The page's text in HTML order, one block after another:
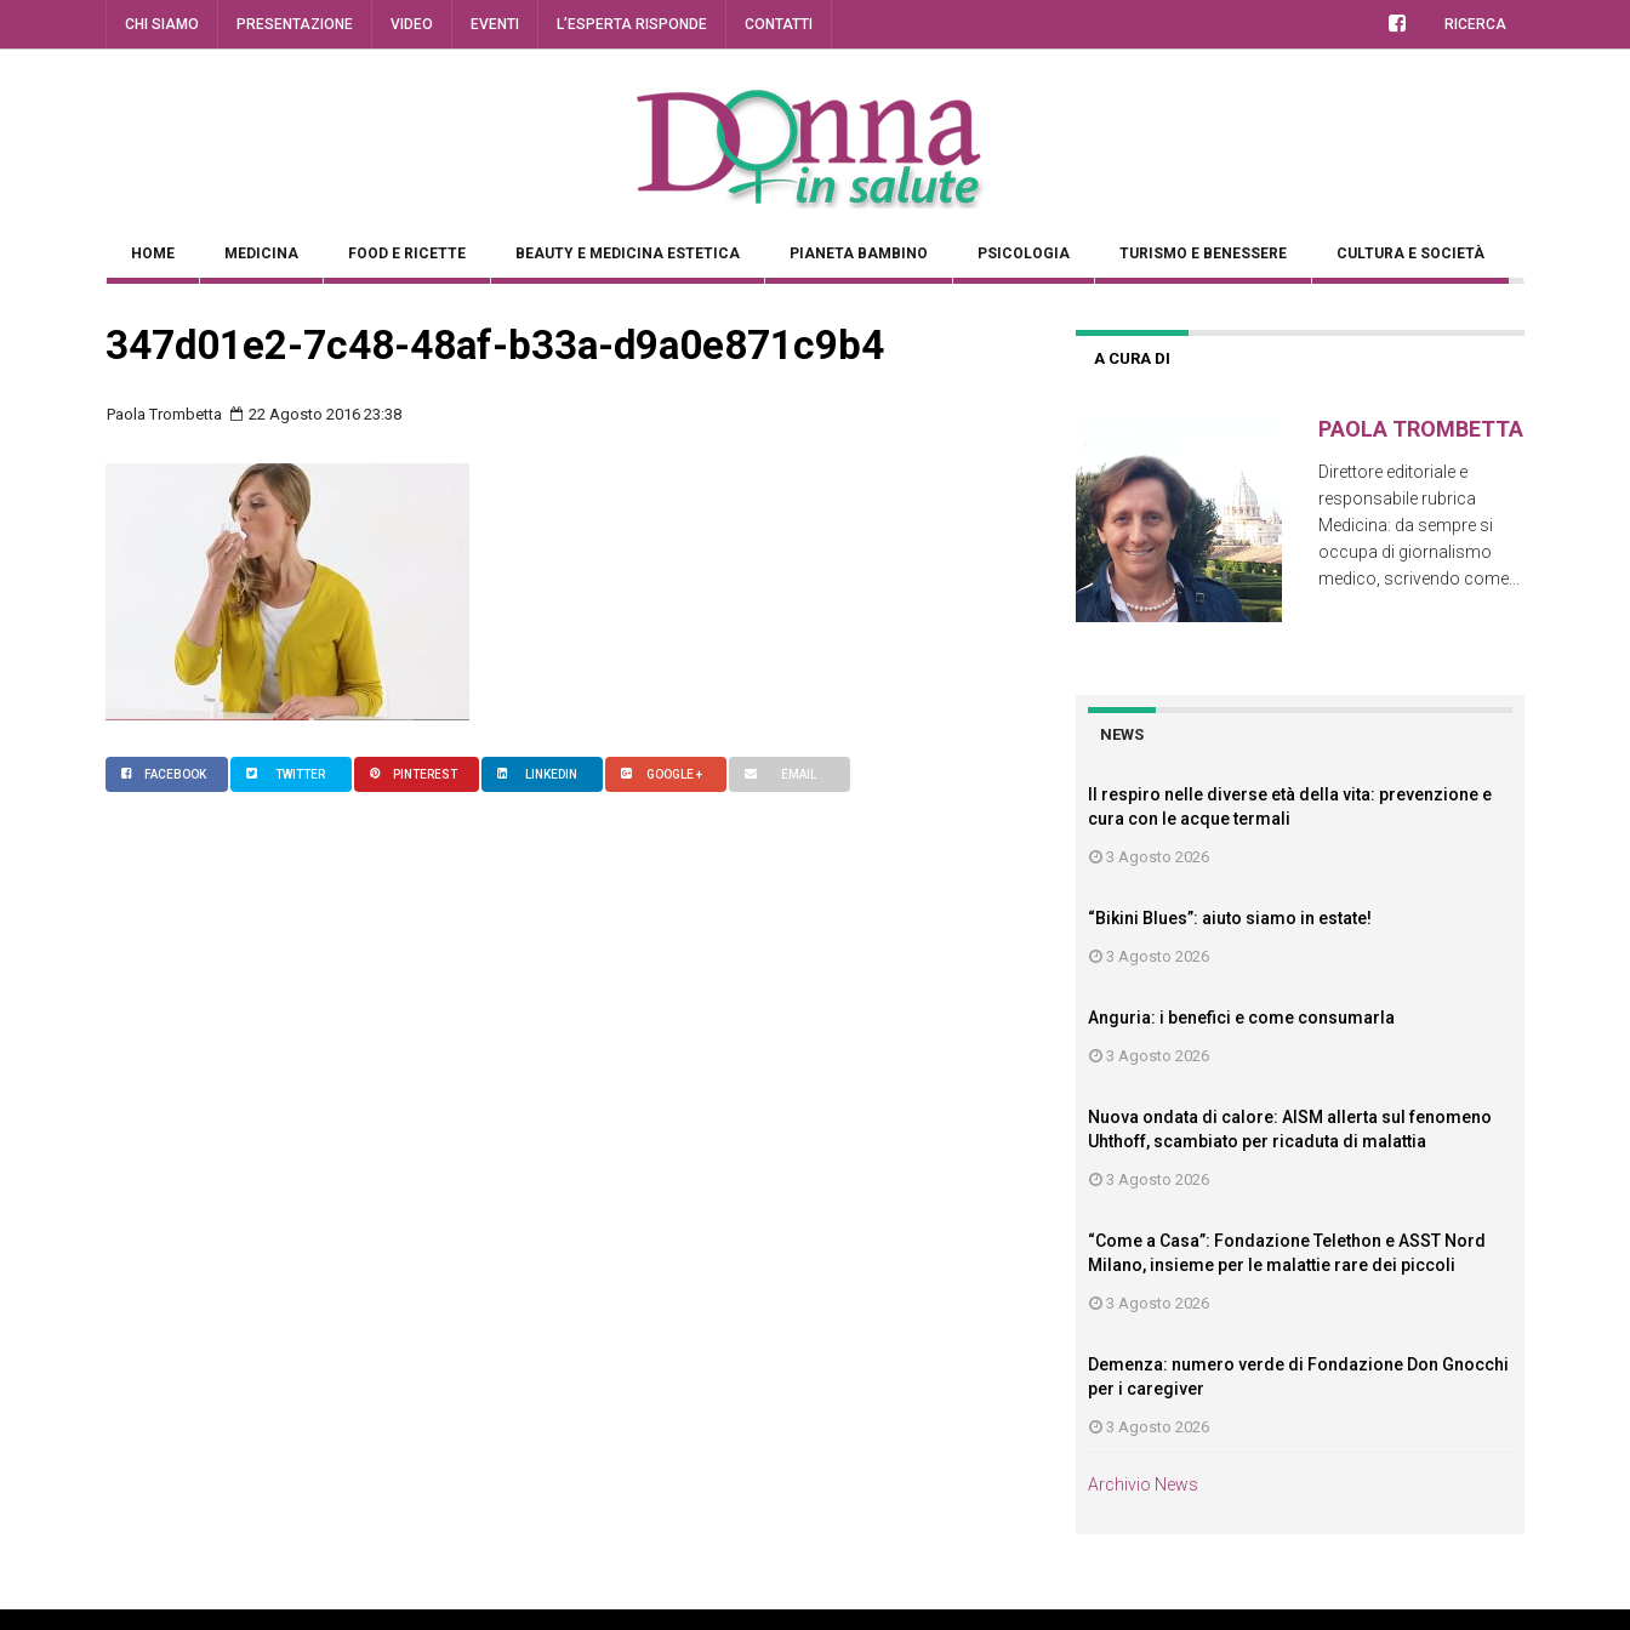
CHI SIAMO PRESENTAZIONE VIDEO EVENTI L’ESPERTA RISPONDE CONTATTI RICERCA
HOME MEDICINA FOOD E RICETTE BEAUTY E MEDICINA ESTETICA PIANETA BAMBINO PSICOLOGIA TURISMO E BENESSERE CULTURA E SOCIETÀ
347d01e2-7c48-48af-b33a-d9a0e871c9b4
Paola Trombetta 22 Agosto 2016 23:38
FACEBOOK TWITTER PINTEREST LINKEDIN GOOGLE + EMAIL
A CURA DI
PAOLA TROMBETTA
Direttore editoriale e
responsabile rubrica
Medicina: da sempre si
occupa di giornalismo
medico, scrivendo come...
NEWS
Il respiro nelle diverse età della vita: prevenzione e
cura con le acque termali
3 Agosto 2026
“Bikini Blues”: aiuto siamo in estate!
3 Agosto 2026
Anguria: i benefici e come consumarla
3 Agosto 2026
Nuova ondata di calore: AISM allerta sul fenomeno
Uhthoff, scambiato per ricaduta di malattia
3 Agosto 2026
“Come a Casa”: Fondazione Telethon e ASST Nord
Milano, insieme per le malattie rare dei piccoli
3 Agosto 2026
Demenza: numero verde di Fondazione Don Gnocchi
per i caregiver
3 Agosto 2026
Archivio News